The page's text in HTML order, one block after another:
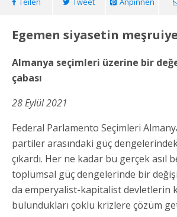
Egemen siyasetin
Almanya seçimleri üzerine bir
çabası
28 Eylül 2021
Federal Parlamento Seçimleri
partiler arasındaki güç
çıkardı. Her ne kadar bu gerçek asıl
toplumsal güç dengelerinde bir
da emperyalist-kapitalist devletlerin
bulundukları çoklu krizlere çözüm